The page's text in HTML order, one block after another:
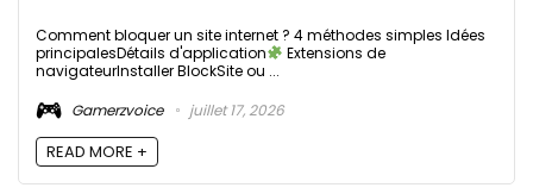
Comment bloquer un site internet ? 4 méthodes simples Idées
principalesDétails d'application
Extensions de
navigateurInstaller BlockSite ou ...
Gamerzvoice
juillet 17, 2026
READ MORE +